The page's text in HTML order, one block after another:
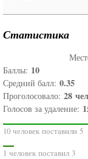
Статистика
Баллы: 10
Средний балл: 0.35
Проголосовало: 28
Голосов за удаление:
10 человек поставили 5
1 человек поставил 3